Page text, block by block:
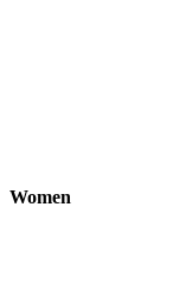
Women